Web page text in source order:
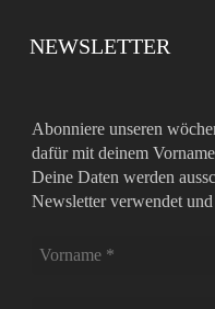
NEWSLETTER
Abonniere unseren
dafür mit deinem
Deine Daten werden
Newsletter verwendet